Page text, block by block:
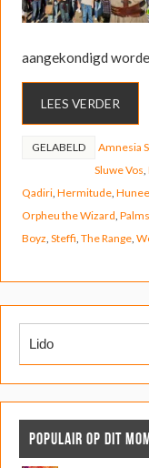
aangekondigd
LEES VERDER
GELABELD Amnesia
Sluwe Vos
Qadiri, Hermitude, Hunee
Orpheu the Wizard
Boyz Steffi The Range,
POPULAIR OP DIT